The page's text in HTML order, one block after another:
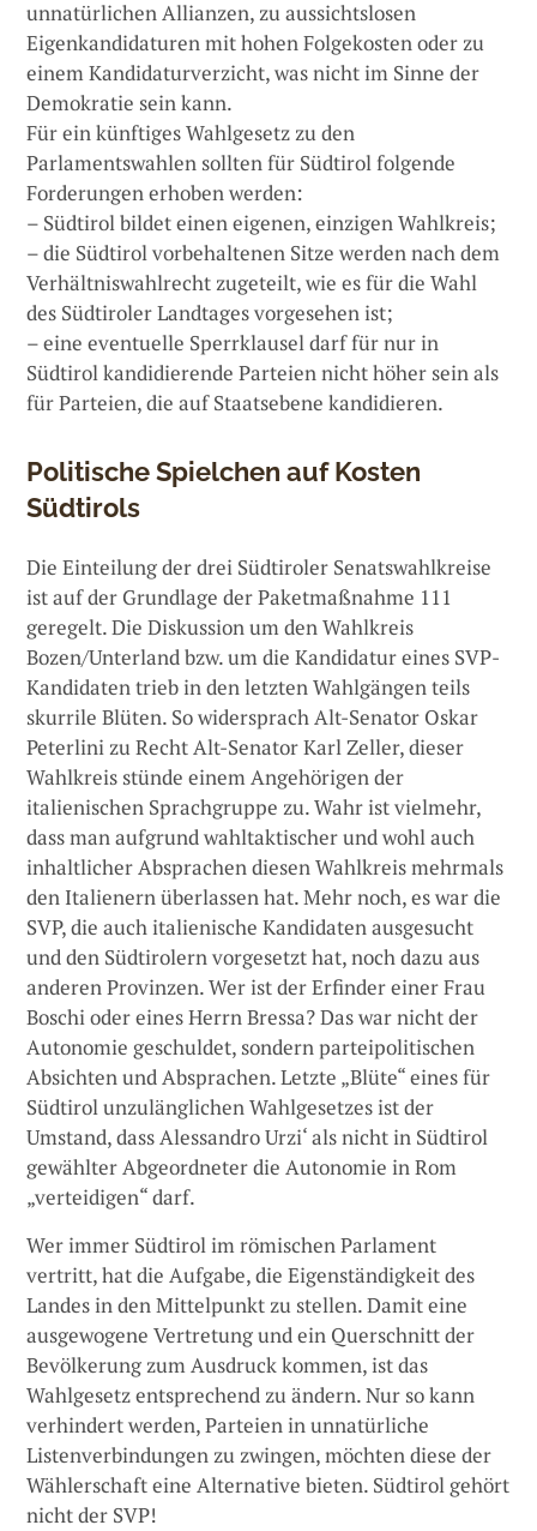
unnatürlichen Allianzen, zu aussichtslosen
Eigenkandidaturen mit hohen Folgekosten oder zu
einem Kandidaturverzicht, was nicht im Sinne der
Demokratie sein kann.
Für ein künftiges Wahlgesetz zu den
Parlamentswahlen sollten für Südtirol folgende
Forderungen erhoben werden:
– Südtirol bildet einen eigenen, einzigen Wahlkreis;
– die Südtirol vorbehaltenen Sitze werden nach dem
Verhältniswahlrecht zugeteilt, wie es für die Wahl
des Südtiroler Landtages vorgesehen ist;
– eine eventuelle Sperrklausel darf für nur in
Südtirol kandidierende Parteien nicht höher sein als
für Parteien, die auf Staatsebene kandidieren.
Politische Spielchen auf Kosten
Südtirols
Die Einteilung der drei Südtiroler Senatswahlkreise
ist auf der Grundlage der Paketmaßnahme 111
geregelt. Die Diskussion um den Wahlkreis
Bozen/Unterland bzw. um die Kandidatur eines SVP-
Kandidaten trieb in den letzten Wahlgängen teils
skurrile Blüten. So widersprach Alt-Senator Oskar
Peterlini zu Recht Alt-Senator Karl Zeller, dieser
Wahlkreis stünde einem Angehörigen der
italienischen Sprachgruppe zu. Wahr ist vielmehr,
dass man aufgrund wahltaktischer und wohl auch
inhaltlicher Absprachen diesen Wahlkreis mehrmals
den Italienern überlassen hat. Mehr noch, es war die
SVP, die auch italienische Kandidaten ausgesucht
und den Südtirolern vorgesetzt hat, noch dazu aus
anderen Provinzen. Wer ist der Erfinder einer Frau
Boschi oder eines Herrn Bressa? Das war nicht der
Autonomie geschuldet, sondern parteipolitischen
Absichten und Absprachen. Letzte „Blüte“ eines für
Südtirol unzulänglichen Wahlgesetzes ist der
Umstand, dass Alessandro Urzi‘ als nicht in Südtirol
gewählter Abgeordneter die Autonomie in Rom
„verteidigen“ darf.
Wer immer Südtirol im römischen Parlament
vertritt, hat die Aufgabe, die Eigenständigkeit des
Landes in den Mittelpunkt zu stellen. Damit eine
ausgewogene Vertretung und ein Querschnitt der
Bevölkerung zum Ausdruck kommen, ist das
Wahlgesetz entsprechend zu ändern. Nur so kann
verhindert werden, Parteien in unnatürliche
Listenverbindungen zu zwingen, möchten diese der
Wählerschaft eine Alternative bieten. Südtirol gehört
nicht der SVP!